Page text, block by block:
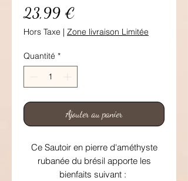
23,99 €
Hors Taxe | Zone livraison Limitée
Quantité *
Ajouter au panier
Ce Sautoir en pierre d'améthyste
rubanée du brésil apporte les
bienfaits suivant :